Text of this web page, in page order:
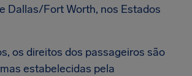
Dallas/Fort Worth, nos Estados
os direitos dos passageiros são
estabelecidas pela